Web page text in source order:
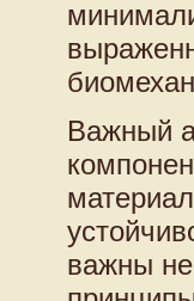
Важный
важны не